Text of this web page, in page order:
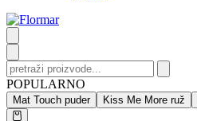
Search
for:
POPULARNO
Mat Touch puder Kiss Me More ruž